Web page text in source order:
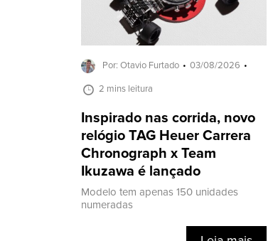
Por: Otavio Furtado 03/08/2026
2 mins leitura
Inspirado nas corrida, novo
relógio TAG Heuer Carrera
Chronograph x Team
Ikuzawa é lançado
Modelo tem apenas 150 unidades
numeradas